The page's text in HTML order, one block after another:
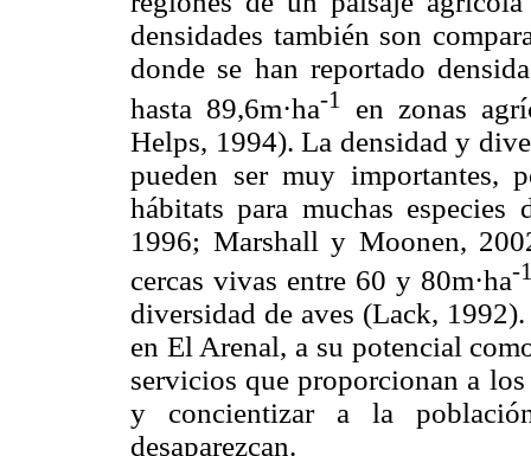
densidades también son
donde se han reportado
hasta 89,6m·ha-1
en zonas
Helps, 1994). La densidad y
pueden ser muy importantes,
hábitats para muchas
1996; Marshall y Moonen,
cercas vivas entre 60 y 80m·ha-
diversidad de aves (Lack,
en El Arenal, a su potencial
servicios que proporcionan a
y concientizar a la
desaparezcan.